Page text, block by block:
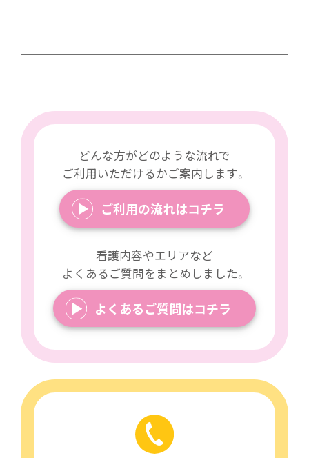
どんな方がどのような流れで
ご利用いただけるかご案内します。
ご利用の流れはコチラ
看護内容やエリアなど
よくあるご質問をまとめしました。
よくあるご質問はコチラ